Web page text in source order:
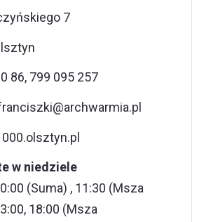
7
86, 799 095 257
w niedziele
(Suma) , 11:30 (Msza
18:00 (Msza